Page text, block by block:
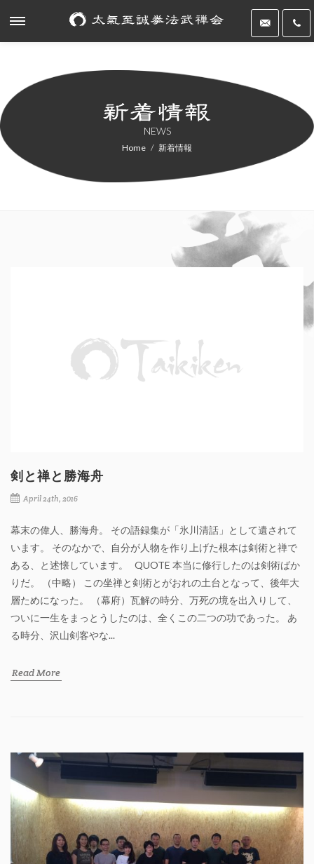
NEWS
Home 新着情報
剣と禅と勝海舟
April 24th, 2016
幕末の偉人、勝海舟。 その語録集が「氷川清話」として遺されて
います。 そのなかで、自分が人物を作り上げた根本は剣術と禅で
ある、と述懐しています。 QUOTE 本当に修行したのは剣術ばか
りだ。 （中略） この坐禅と剣術とがおれの土台となって、後年大
層ためになった。 （幕府）瓦解の時分、万死の境を出入りして、
ついに一生をまっとうしたのは、全くこの二つの功であった。 あ
る時分、沢山剣客やな...
Read More